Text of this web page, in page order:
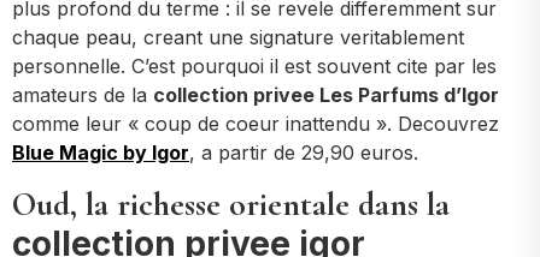
plus profond du terme : il se revele differemment sur
chaque peau, creant une signature veritablement
personnelle. C’est pourquoi il est souvent cite par les
amateurs de la collection privee Les Parfums d’Igor
comme leur « coup de coeur inattendu ». Decouvrez
Blue Magic by Igor, a partir de 29,90 euros.
Oud, la richesse orientale dans la
collection privee igor